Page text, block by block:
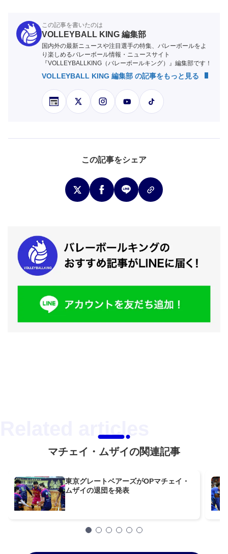
この記事を書いたのは
VOLLEYBALL KING 編集部
国内外の最新ニュースや注目選手の特集、バレーボールをよ
り楽しめるバレーボール情報・ニュースサイト
『VOLLEYBALLKING（バレーボールキング）』編集部です！
VOLLEYBALL KING 編集部 の記事をもっと見る
この記事をシェア
マチェイ・ムザイの関連記事
東京グレートベアーズがOPマチェイ・
ムザイの退団を発表